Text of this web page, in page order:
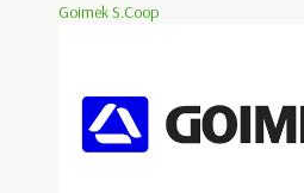
Goimek S.Coop